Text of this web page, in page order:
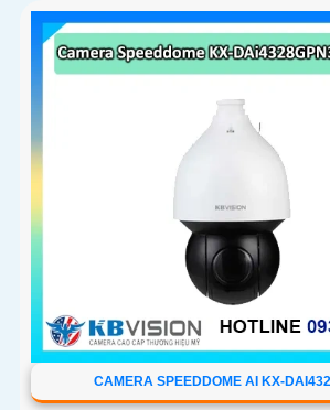
CAMERA SPEEDDOME AI KX-